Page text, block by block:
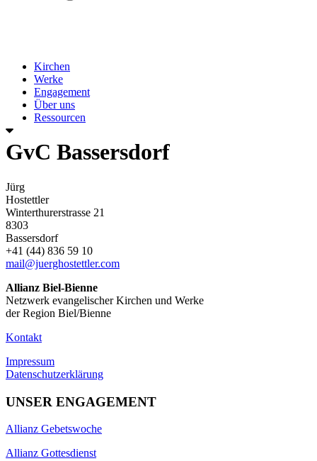
Kirchen
Werke
Engagement
Über uns
Ressourcen
GvC Bassersdorf
Jürg
Hostettler
Winterthurerstrasse 21
8303
Bassersdorf
+41 (44) 836 59 10
mail@juerghostettler.com
Allianz Biel-Bienne
Netzwerk evangelischer Kirchen und Werke
der Region Biel/Bienne
Kontakt
Impressum
Datenschutzerklärung
UNSER ENGAGEMENT
Allianz Gebetswoche
Allianz Gottesdienst